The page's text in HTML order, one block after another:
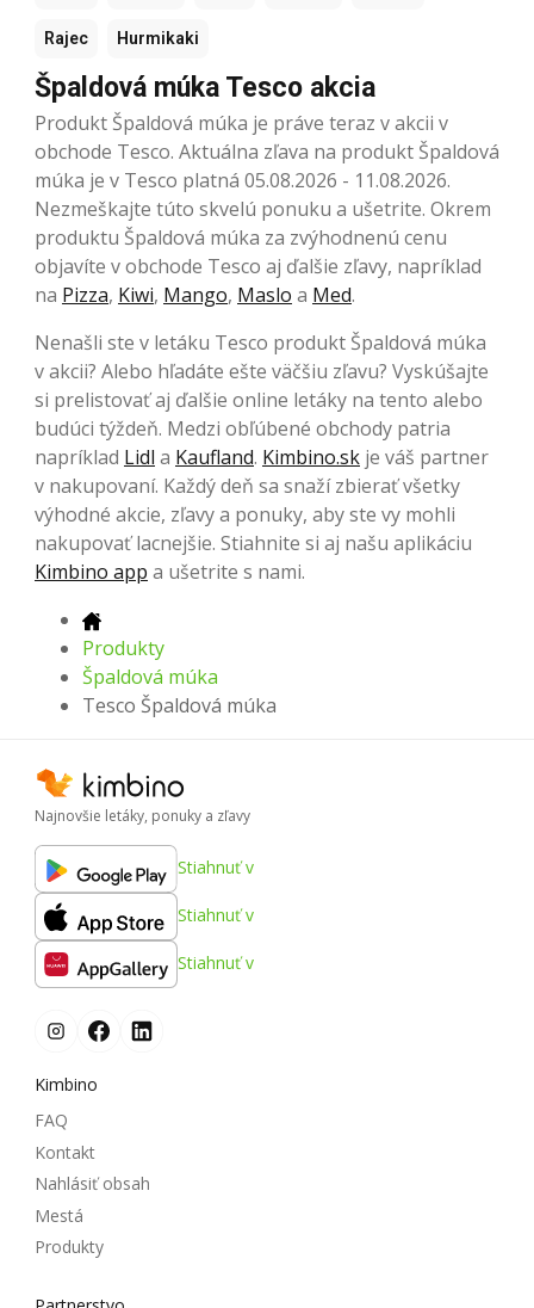
Rajec Hurmikaki
Špaldová múka Tesco akcia
Produkt Špaldová múka je práve teraz v akcii v
obchode Tesco. Aktuálna zľava na produkt Špaldová
múka je v Tesco platná 05.08.2026 - 11.08.2026.
Nezmeškajte túto skvelú ponuku a ušetrite. Okrem
produktu Špaldová múka za zvýhodnenú cenu
objavíte v obchode Tesco aj ďalšie zľavy, napríklad
na Pizza, Kiwi, Mango, Maslo a Med.
Nenašli ste v letáku Tesco produkt Špaldová múka
v akcii? Alebo hľadáte ešte väčšiu zľavu? Vyskúšajte
si prelistovať aj ďalšie online letáky na tento alebo
budúci týždeň. Medzi obľúbené obchody patria
napríklad Lidl a Kaufland. Kimbino.sk je váš partner
v nakupovaní. Každý deň sa snaží zbierať všetky
výhodné akcie, zľavy a ponuky, aby ste vy mohli
nakupovať lacnejšie. Stiahnite si aj našu aplikáciu
Kimbino app a ušetrite s nami.
Produkty
Špaldová múka
Tesco Špaldová múka
Najnovšie letáky, ponuky a zľavy
Stiahnuť v
Stiahnuť v
Stiahnuť v
Kimbino
FAQ
Kontakt
Nahlásiť obsah
Mestá
Produkty